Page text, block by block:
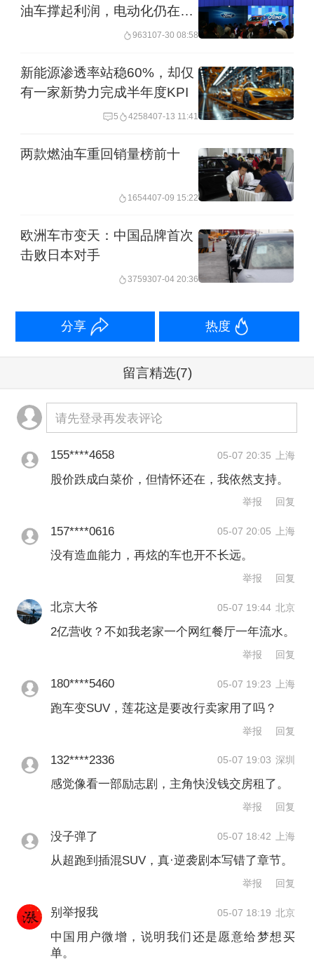
这意味着莲花缺乏自我造血能力，其可
回顾历史，莲花成立于1948年，曾是世
界三大跑车制造商之一。1996年被马来
西亚宝腾集团收购，2017年6月辗转被吉
利控股。在被吉利收购前，莲花专注于
小众超跑市场，2016年销量仅1600余
辆。吉利入主后，莲花的发展路径发生
根本性转变，开始向电动化、智能化转
型，定位也向大众市场拓展，先后发布
了融资之路。
天眼查信息显示，在路特斯科技2024年2
月上市前，共进行了6轮融资，已公开投
资方的融资大多与吉利相关，仅有蔚来
资本一家外部投资方。上市后，莲花又
有三次融资记录，其中两次由吉利体系
公司领投。最近一次发生在2025年底，
亿咖通科技以定向配售方式认购其新发
行的普通股，投资总额为2300万美元。
然而，对于无法自我造血的莲花而言，
依赖外部融资并非长久之计。
上市曾是莲花的高光时刻。上市首日，
路特斯科技美股收盘价为13.8美元，总
市值接近96亿美元（约合人民币690亿
元），甚至高于同在美股上市的小鹏汽
车（81.4亿美元）和蔚来（91.1亿美
元）。
实现年销15万辆，2025年实现利润转
正。然而，随着市场竞争加剧、国际环
境复杂化以及电动跑车细分市场表现低
迷，这些目标已化为泡影。
油车撑起利润，电动化仍在交
963107-30 08:58
新能源渗透率站稳60%，却仅
有一家新势力完成半年度KPI
5 4258407-13 11:41
两款燃油车重回销量榜前十
1654407-09 15:22
欧洲车市变天：中国品牌首次
击败日本对手
3759307-04 20:36
分享 热度
留言精选(7)
请先登录再发表评论
155****4658 05-07 20:35 上海
股价跌成白菜价，但情怀还在，我依然支持。
举报 回复
157****0616 05-07 20:05 上海
没有造血能力，再炫的车也开不长远。
举报 回复
北京大爷 05-07 19:44 北京
2亿营收？不如我老家一个网红餐厅一年流水。
举报 回复
180****5460 05-07 19:23 上海
跑车变SUV，莲花这是要改行卖家用了吗？
举报 回复
132****2336 05-07 19:03 深圳
感觉像看一部励志剧，主角快没钱交房租了。
举报 回复
没子弹了 05-07 18:42 上海
从超跑到插混SUV，真·逆袭剧本写错了章节。
举报 回复
别举报我 05-07 18:19 北京
中国用户微增，说明我们还是愿意给梦想买
单。